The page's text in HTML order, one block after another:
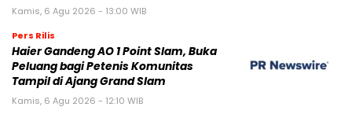
Kamis, 6 Agu 2026 - 13:00 WIB
Pers Rilis
Haier Gandeng AO 1 Point Slam, Buka
Peluang bagi Petenis Komunitas
Tampil di Ajang Grand Slam
Kamis, 6 Agu 2026 - 12:10 WIB